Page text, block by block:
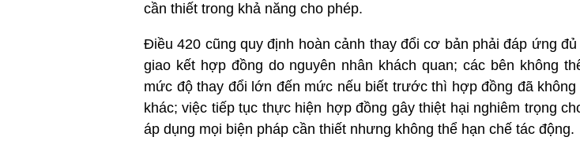
cần thiết trong khả năng cho phép.
Điều 420 cũng quy định hoàn cảnh thay đổi cơ bản phải đáp ứng
giao kết hợp đồng do nguyên nhân khách quan; các bên không
mức độ thay đổi lớn đến mức nếu biết trước thì hợp đồng đã
khác; việc tiếp tục thực hiện hợp đồng gây thiệt hại nghiêm trọng
áp dụng mọi biện pháp cần thiết nhưng không thể hạn chế tác động.